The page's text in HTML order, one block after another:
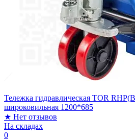
Тележка гидравлическая TOR
широковильная 1200*685
★ Нет отзывов
На складах
0